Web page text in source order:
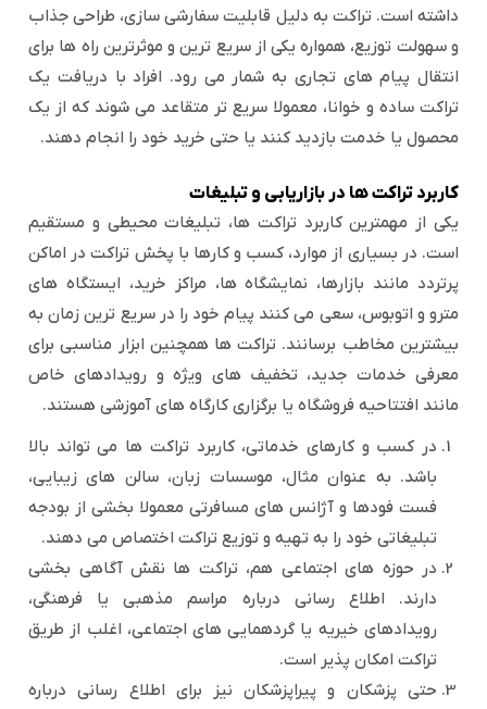
داشته است. تراکت به دلیل قابلیت سفارشی سازی، طراحی جذاب
و سهولت توزیع، همواره یکی از سریع ترین و موثرترین راه ها برای
انتقال پیام های تجاری به شمار می رود. افراد با دریافت یک
تراکت ساده و خوانا، معمولا سریع تر متقاعد می شوند که از یک
محصول یا خدمت بازدید کنند یا حتی خرید خود را انجام دهند.
کاربرد تراکت ها در بازاریابی و تبلیغات
یکی از مهمترین کاربرد تراکت ها، تبلیغات محیطی و مستقیم
است. در بسیاری از موارد، کسب و کارها با پخش تراکت در اماکن
پرتردد مانند بازارها، نمایشگاه ها، مراکز خرید، ایستگاه های
مترو و اتوبوس، سعی می کنند پیام خود را در سریع ترین زمان به
بیشترین مخاطب برسانند. تراکت ها همچنین ابزار مناسبی برای
معرفی خدمات جدید، تخفیف های ویژه و رویدادهای خاص
مانند افتتاحیه فروشگاه یا برگزاری کارگاه های آموزشی هستند.
در کسب و کارهای خدماتی، کاربرد تراکت ها می تواند بالا
باشد. به عنوان مثال، موسسات زبان، سالن های زیبایی،
فست فودها و آژانس های مسافرتی معمولا بخشی از بودجه
تبلیغاتی خود را به تهیه و توزیع تراکت اختصاص می دهند.
در حوزه های اجتماعی هم، تراکت ها نقش آگاهی بخشی
دارند. اطلاع رسانی درباره مراسم مذهبی یا فرهنگی،
رویدادهای خیریه یا گردهمایی های اجتماعی، اغلب از طریق
تراکت امکان پذیر است.
حتی پزشکان و پیراپزشکان نیز برای اطلاع رسانی درباره